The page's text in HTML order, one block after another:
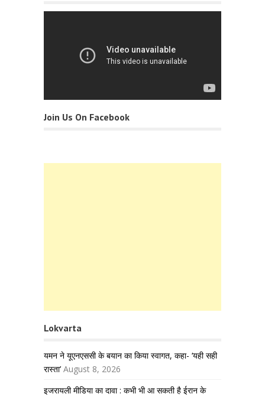
Join Us On Facebook
Lokvarta
यमन ने यूएनएससी के बयान का किया स्वागत, कहा- ‘यही सही
रास्ता’ August 8, 2026
इजरायली मीडिया का दावा : कभी भी आ सकती है ईरान के